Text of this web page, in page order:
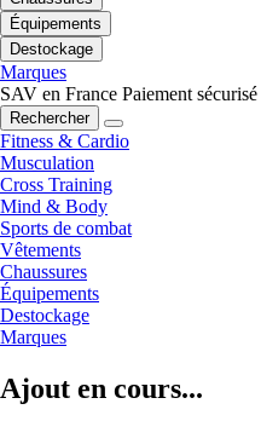
Équipements
Destockage
Marques
SAV en France Paiement sécurisé
Rechercher
Fitness & Cardio
Musculation
Cross Training
Mind & Body
Sports de combat
Vêtements
Chaussures
Équipements
Destockage
Marques
Ajout en cours...